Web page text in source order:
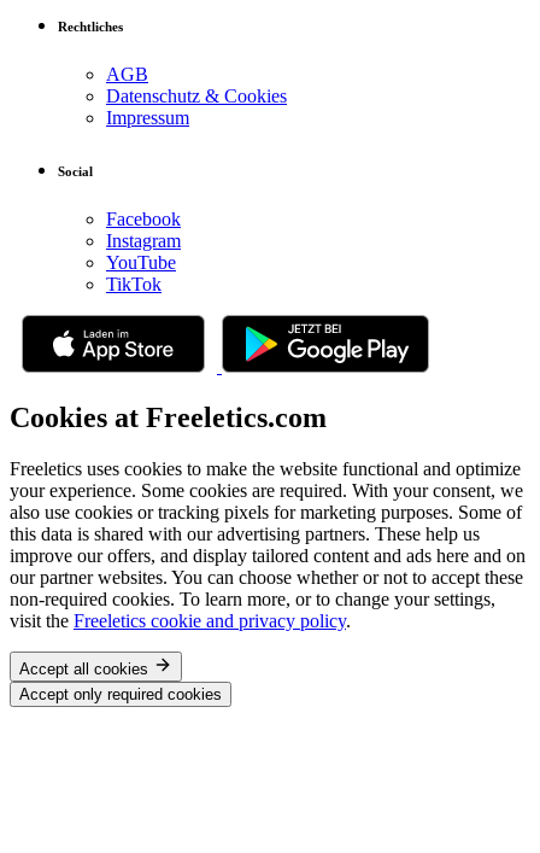
Rechtliches
AGB
Datenschutz & Cookies
Impressum
Social
Facebook
Instagram
YouTube
TikTok
Cookies at Freeletics.com
Freeletics uses cookies to make the website functional and optimize
your experience. Some cookies are required. With your consent, we
also use cookies or tracking pixels for marketing purposes. Some of
this data is shared with our advertising partners. These help us
improve our offers, and display tailored content and ads here and on
our partner websites. You can choose whether or not to accept these
non-required cookies. To learn more, or to change your settings,
visit the Freeletics cookie and privacy policy.
Accept all cookies
Accept only required cookies